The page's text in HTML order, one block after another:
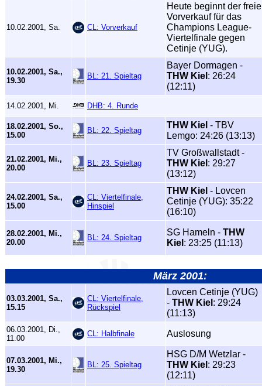
10.02.2001, Sa. CL: Vorverkauf
Heute beginnt der freie
Vorverkauf für das
Champions League-
Viertelfinale gegen
Cetinje (YUG).
10.02.2001, Sa.,
19.30
BL: 21. Spieltag
Bayer Dormagen -
THW Kiel : 26:24
(12:11)
14.02.2001, Mi. DHB: 4. Runde
18.02.2001, So.,
15.00
BL: 22. Spieltag
THW Kiel - TBV
Lemgo: 24:26 (13:13)
21.02.2001, Mi.,
20.00
BL: 23. Spieltag
TV Großwallstadt -
THW Kiel : 29:27
(13:12)
24.02.2001, Sa.,
15.00
CL: Viertelfinale,
Hinspiel
THW Kiel - Lovcen
Cetinje (YUG): 35:22
(16:10)
28.02.2001, Mi.,
20.00
BL: 24. Spieltag
SG Hameln - THW
Kiel : 23:25 (11:13)
März 2001:
03.03.2001, Sa.,
15.15
CL: Viertelfinale,
Rückspiel
Lovcen Cetinje (YUG)
- THW Kiel : 29:24
(11:13)
06.03.2001, Di.,
11.00
CL: Halbfinale Auslosung
07.03.2001, Mi.,
19.30
BL: 25. Spieltag
HSG D/M Wetzlar -
THW Kiel : 29:23
(12:11)